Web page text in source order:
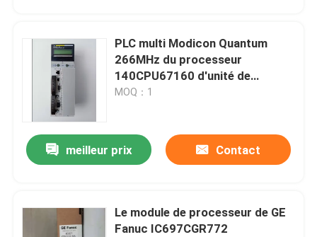
Produits
Au sujet de nous
Visite d'usine
PLC multi Modicon Quantum
266MHz du processeur
140CPU67160 d'unité de
Modicon Tsx Quantum de mode
MOQ：1
meilleur prix Contact
Le module de processeur de GE
Fanuc IC697CGR772